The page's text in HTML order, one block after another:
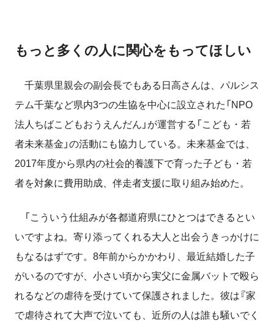
もっと多くの人に関心をもってほしい
千葉県里親会の副会長でもある日高さんは、パルシス
テム千葉など県内3つの生協を中心に設立された「NPO
法人ちばこどもおうえんだん」が運営する「こども・若
者未来基金」の活動にも協力している。未来基金では、
2017年度から県内の社会的養護下で育った子ども・若
者を対象に費用助成、伴走者支援に取り組み始めた。
「こういう仕組みが各都道府県にひとつはできるとい
いですよね。寄り添ってくれる大人と出会うきっかけに
もなるはずです。8年前からかかわり、最近結婚した子
がいるのですが、小さい頃から実父に金属バットで殴ら
れるなどの虐待を受けていて保護されました。彼は『家
で虐待されて大声で泣いても、近所の人は誰も騒いでく